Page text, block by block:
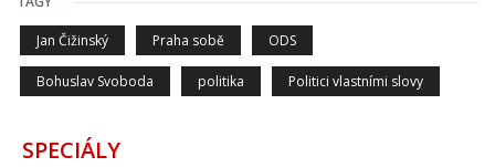
Jan Čižinský Praha sobě ODS
Bohuslav Svoboda politika Politici vlastními slovy
SPECIÁLY